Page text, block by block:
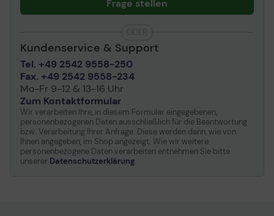
Frage stellen
Kundenservice & Support
Tel. +49 2542 9558-250
Fax. +49 2542 9558-234
Mo-Fr 9-12 & 13-16 Uhr
Zum Kontaktformular
Wir verarbeiten Ihre, in diesem Formular eingegebenen,
personenbezogenen Daten ausschließlich für die Beantwortung
bzw. Verarbeitung Ihrer Anfrage. Diese werden dann, wie von
Ihnen angegeben, im Shop angezeigt. Wie wir weitere
personenbezogene Daten verarbeiten entnehmen Sie bitte
unserer Datenschutzerklärung.